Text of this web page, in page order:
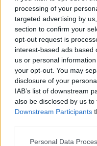
processing of your
targeted advertising by
section to confirm your
opt-out request is
interest-based ads based
us or personal
your opt-out. You may
disclosure of your
IAB’s list of downstream
also be disclosed by us
Downstream Participants
Personal Data
Otthon kapott ki az
a Steaua sem tudott
10:41
Kulcsjátékosok nélkül
Csíkszereda ellen
MÉG